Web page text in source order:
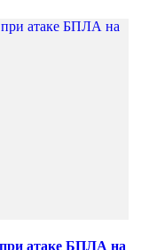
атаке БПЛА на